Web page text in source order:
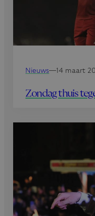
Nieuws—14 maart
Zondag thuis